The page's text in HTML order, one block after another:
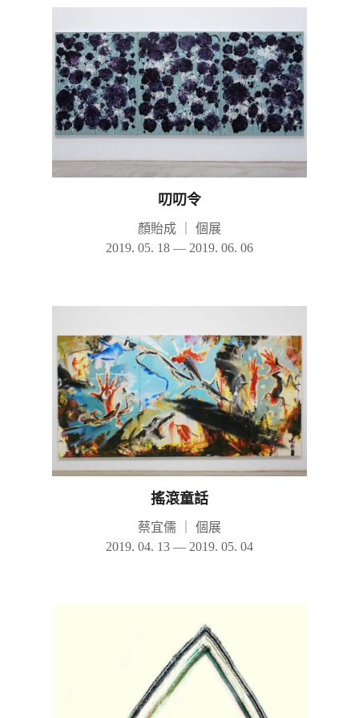
叨叨令
顏貽成
個展
2019. 05. 18 — 2019. 06. 06
搖滾童話
蔡宜儒
個展
2019. 04. 13 — 2019. 05. 04